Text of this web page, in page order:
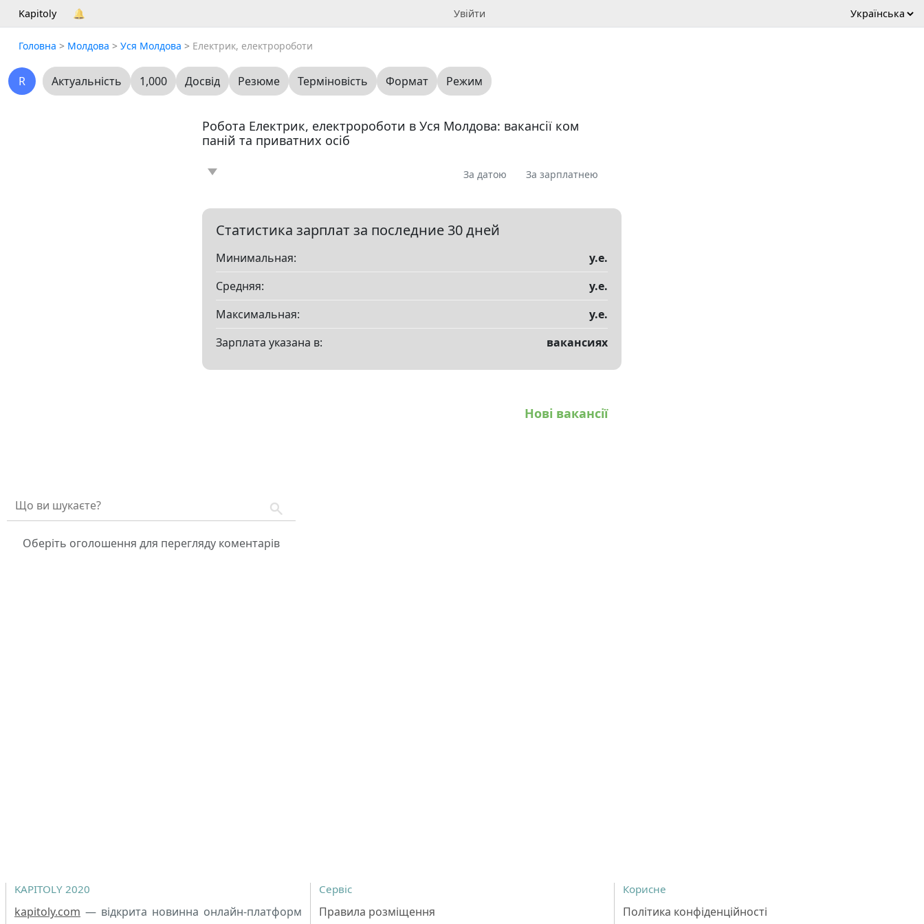
Kapitoly 🔔 Увійти
Головна > Молдова > Уся Молдова > Електрик, електророботи
R Актуальність 1,000 Досвід Резюме Терміновість Формат Режим
Робота Електрик, електророботи в Уся Молдова: вакансії ком
паній та приватних осіб
Все
Показать все разделы
За датою За зарплатнею
Статистика зарплат за последние 30 дней
Минимальная:
у.е.
Средняя:
у.е.
Максимальная:
у.е.
Зарплата указана в:
вакансиях
Нові вакансії
Оберіть оголошення для перегляду коментарів
KAPITOLY 2020
kapitoly.com — відкрита новинна онлайн-платформ
Сервіс
Правила розміщення
Корисне
Політика конфіденційності